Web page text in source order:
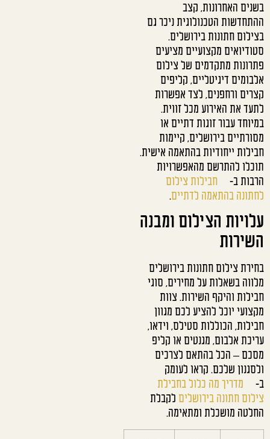
בשנים האחרונות, קצב
ההתחדשות הטכנולוגית ניכר גם
בצילום חתונות בירושלים.
סטודיואים מקצועיים מציעים
פתרונות מתקדמים של צילום
אלבומים דיגיטליים, קליפים
קצרים ורחפנים, לצד אפשרות
לתעד את האירוע מכל זווית.
במיוחד עבור זוגות דתיים או
מסורתיים בירושלים, קיימות
חבילות ייחודיות בהתאמה אישית.
תוכלו להתרשם מהאפשרויות
הרבות ב-
חבילות צילום
לחתונה בהתאמה לדתיים.
עלויות הצילום ומבנה
השירות
בחירת צילום חתונות בירושלים
מלווה בשאלות על מחירים, סוגי
חבילות והיקף השירות. צוות
מקצועי יוכל להציע לכם מגוון
חבילות, הכוללות סטילס, וידאו,
עריכת אלבום, מגנטים או קליפ
מסכם – הכל בהתאם לצרכים
ולסגנון שלכם. קראו לעומק
ב-
מדריך מה כלול בחבילת
צילום חתונה בירושלים לקבלת
החלטה מושכלת ומתאימה.